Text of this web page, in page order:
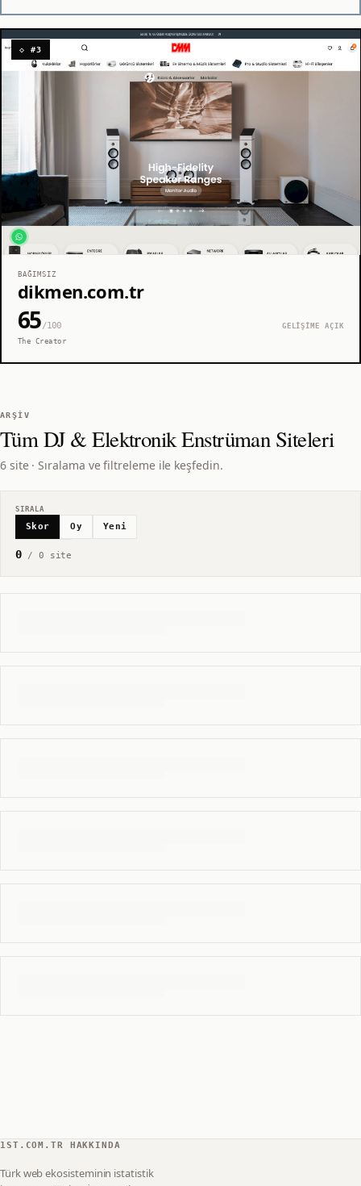
◇ #3
BAĞIMSIZ
dikmen.com.tr
65/100
GELİŞİME AÇIK
The Creator
ARŞIV
TümDJ & Elektronik EnstrümanSiteleri
6 site · Sıralama ve filtreleme ile keşfedin.
SIRALA
Skor Oy Yeni
0/ 0 site
1ST.COM.TR HAKKINDA
Türk web ekosisteminin istatistik